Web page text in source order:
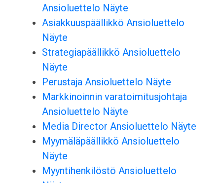
Ansioluettelo Näyte
Asiakkuuspäällikkö Ansioluettelo
Näyte
Strategiapäällikkö Ansioluettelo
Näyte
Perustaja Ansioluettelo Näyte
Markkinoinnin varatoimitusjohtaja
Ansioluettelo Näyte
Media Director Ansioluettelo Näyte
Myymäläpäällikkö Ansioluettelo
Näyte
Myyntihenkilöstö Ansioluettelo